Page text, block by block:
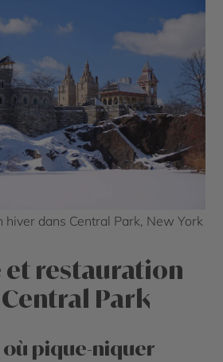
hiver dans Central Park, New York
et restauration
Park
pique-niquer